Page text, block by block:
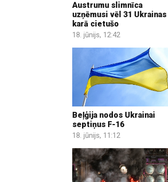
Austrumu slimnīca
uzņēmusi vēl 31 Ukrainas
karā cietušo
18. jūnijs, 12:42
Beļģija nodos Ukrainai
septiņus F-16
18. jūnijs, 11:12